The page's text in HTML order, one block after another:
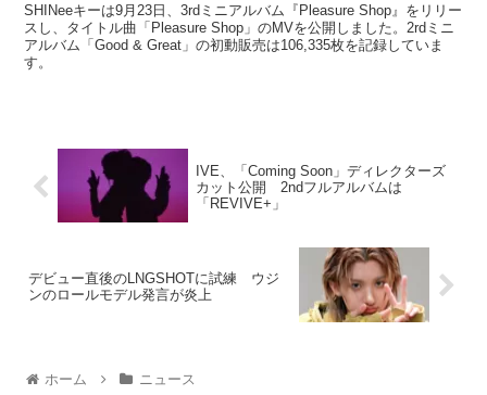
SHINeeキーは9月23日、3rdミニアルバム『Pleasure Shop』をリリー
スし、タイトル曲「Pleasure Shop」のMVを公開しました。2rdミニ
アルバム「Good & Great」の初動販売は106,335枚を記録していま
す。
IVE、「Coming Soon」ディレクターズ
カット公開 2ndフルアルバムは
「REVIVE+」
デビュー直後のLNGSHOTに試練 ウジ
ンのロールモデル発言が炎上
ホーム ニュース